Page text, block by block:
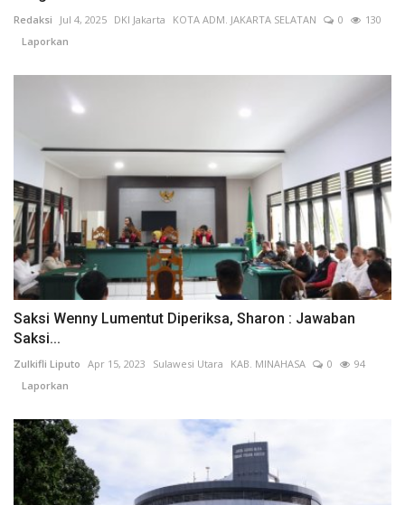
Redaksi Jul 4, 2025 DKI Jakarta KOTA ADM. JAKARTA SELATAN 0
130
Laporkan
Saksi Wenny Lumentut Diperiksa, Sharon : Jawaban
Saksi...
Zulkifli Liputo Apr 15, 2023 Sulawesi Utara KAB. MINAHASA 0
94
Laporkan